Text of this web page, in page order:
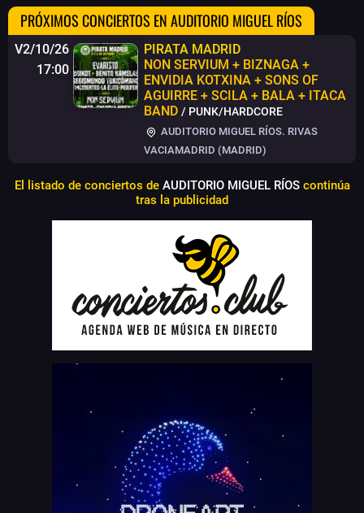
PRÓXIMOS CONCIERTOS EN AUDITORIO MIGUEL RÍOS
V2/10/26
17:00
PIRATA MADRID
NON SERVIUM + BIZNAGA +
ENVIDIA KOTXINA + SONS OF
AGUIRRE + SCILA + BALA + ITACA
BAND / PUNK/HARDCORE
AUDITORIO MIGUEL RÍOS. RIVAS
VACIAMADRID (MADRID)
El listado de conciertos de AUDITORIO MIGUEL RÍOScontinúa
tras la publicidad